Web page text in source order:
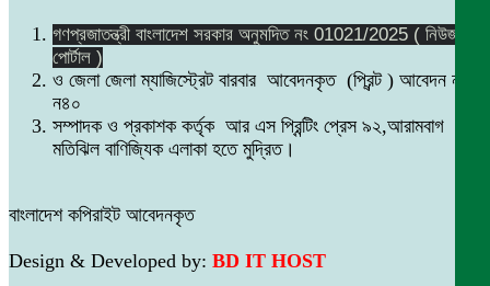
গণপ্রজাতন্ত্রী বাংলাদেশ সরকার অনুমদিত নং 01021/2025 ( নিউজ
পোর্টাল )
ও জেলা জেলা ম্যাজিস্ট্রেট বারবার আবেদনকৃত (প্রিন্ট ) আবেদন নং
ন৪০
সম্পাদক ও প্রকাশক কর্তৃক আর এস প্রিন্টিং প্রেস ৯২,আরামবাগ
মতিঝিল বাণিজ্যিক এলাকা হতে মুদ্রিত।
বাংলাদেশ কপিরাইট আবেদনকৃত
Design & Developed by: BD IT HOST